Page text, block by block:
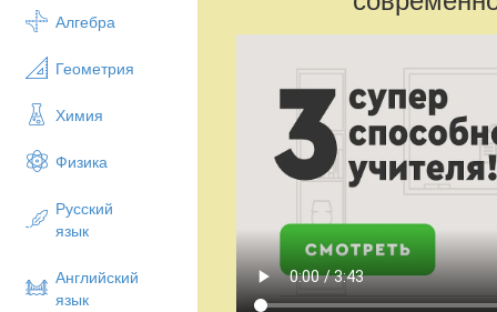
Алгебра
Геометрия
Химия
Физика
Русский
язык
Английский
язык